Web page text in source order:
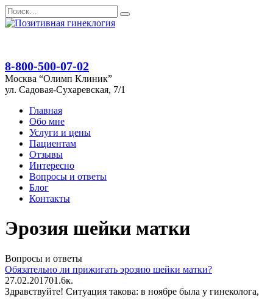
Перейти
к
Search
for:
8-800-500-07-02
Москва “Олимп Клиник”
ул. Садовая-Сухаревская, 7/1
Главная
Обо мне
Услуги и цены
Пациентам
Отзывы
Интересно
Вопросы и ответы
Блог
Контакты
Эрозия шейки матки
Вопросы и ответы
Обязательно ли прижигать эрозию шейки матки?
27.02.201701.6к.
Здравствуйте! Ситуация такова: в ноябре была у гинеколога,